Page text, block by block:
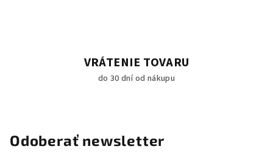
VRÁTENIE TOVARU
do 30 dní od nákupu
Odoberať newsletter